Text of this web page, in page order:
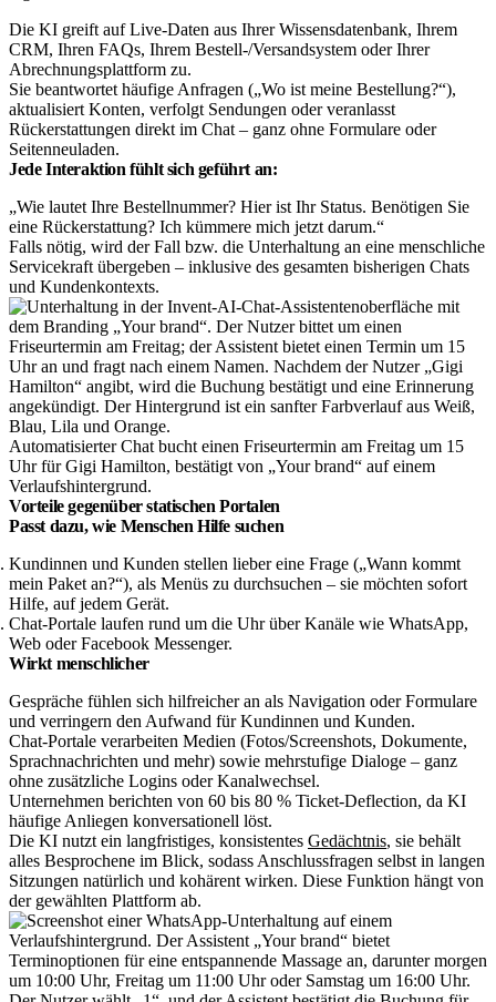
Die KI greift auf Live-Daten aus Ihrer Wissensdatenbank, Ihrem
CRM, Ihren FAQs, Ihrem Bestell-/Versandsystem oder Ihrer
Abrechnungsplattform zu.
Sie beantwortet häufige Anfragen („Wo ist meine Bestellung?“),
aktualisiert Konten, verfolgt Sendungen oder veranlasst
Rückerstattungen direkt im Chat – ganz ohne Formulare oder
Seitenneuladen.
Jede Interaktion fühlt sich geführt an:
„Wie lautet Ihre Bestellnummer? Hier ist Ihr Status. Benötigen Sie
eine Rückerstattung? Ich kümmere mich jetzt darum.“
Falls nötig, wird der Fall bzw. die Unterhaltung an eine menschliche
Servicekraft übergeben – inklusive des gesamten bisherigen Chats
und Kundenkontexts.
Automatisierter Chat bucht einen Friseurtermin am Freitag um 15
Uhr für Gigi Hamilton, bestätigt von „Your brand“ auf einem
Verlaufshintergrund.
Vorteile gegenüber statischen Portalen
Passt dazu, wie Menschen Hilfe suchen
Kundinnen und Kunden stellen lieber eine Frage („Wann kommt
mein Paket an?“), als Menüs zu durchsuchen – sie möchten sofort
Hilfe, auf jedem Gerät.
Chat-Portale laufen rund um die Uhr über Kanäle wie WhatsApp,
Web oder Facebook Messenger.
Wirkt menschlicher
Gespräche fühlen sich hilfreicher an als Navigation oder Formulare
und verringern den Aufwand für Kundinnen und Kunden.
Chat-Portale verarbeiten Medien (Fotos/Screenshots, Dokumente,
Sprachnachrichten und mehr) sowie mehrstufige Dialoge – ganz
ohne zusätzliche Logins oder Kanalwechsel.
Unternehmen berichten von 60 bis 80 % Ticket-Deflection, da KI
häufige Anliegen konversationell löst.
Die KI nutzt ein langfristiges, konsistentes Gedächtnis, sie behält
alles Besprochene im Blick, sodass Anschlussfragen selbst in langen
Sitzungen natürlich und kohärent wirken. Diese Funktion hängt von
der gewählten Plattform ab.